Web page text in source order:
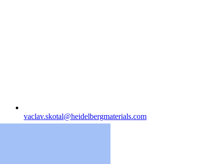
vaclav.skotal​@heidelbergmaterials.com